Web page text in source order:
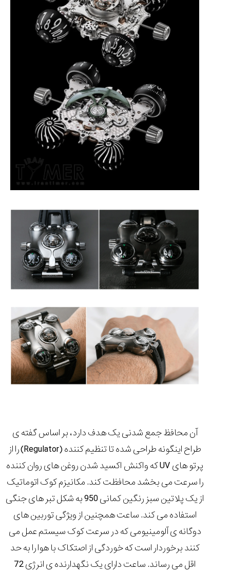
آن محافظ جمع شدنی یک هدف دارد، بر اساس گفته ی
طراح اینگونه طراحی شده تا تنظیم کننده (Regulator) را از
پرتو های UV که واکنش اکسید شدن روغن های روان کننده
را سرعت می بخشد محافظت کند. مکانیزم کوک اتوماتیک
از یک پلاتین سبز رنگین کمانی 950 به شکل تبر های جنگی
استفاده می کند. ساعت همچنین از ویژگی توربین های
دوگانه ی آلومینیومی که در سرعت کوک سیستم عمل می
کنند برخوردار است که خوردگی از اصتکاک با هوا را به حد
اقل می رساند. ساعت دارای یک
نگهدارنده ی انرژی 72